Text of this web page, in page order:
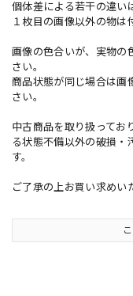
個体差による若干の違い
１枚目の画像以外の物は
画像の色合いが、実物の
さい。
商品状態が同じ場合は画
さい。
中古商品を取り扱ってお
る状態不備以外の破損・
す。
ご了承の上お買い求めい